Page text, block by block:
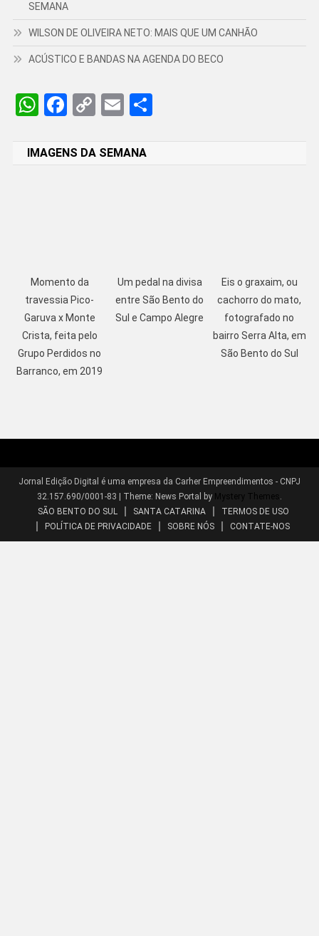
SEMANA
WILSON DE OLIVEIRA NETO: MAIS QUE UM CANHÃO
ACÚSTICO E BANDAS NA AGENDA DO BECO
WhatsApp
Facebook
CopyEmailShare
IMAGENS DA SEMANA
Momento da
travessia Pico-
Garuva x Monte
Crista, feita pelo
Grupo Perdidos no
Barranco, em 2019
Um pedal na divisa
entre São Bento do
Sul e Campo Alegre
Eis o graxaim, ou
cachorro do mato,
fotografado no
bairro Serra Alta, em
São Bento do Sul
Jornal Edição Digital é uma empresa da Carher Empreendimentos - CNPJ
32.157.690/0001-83
Theme: News Portal by Mystery Themes .
SÃO BENTO DO SUL
SANTA CATARINA
TERMOS DE USO
POLÍTICA DE PRIVACIDADE
SOBRE NÓS CONTATE-NOS